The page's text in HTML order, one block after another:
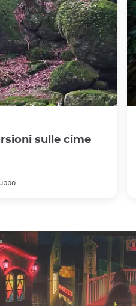
sulle cime